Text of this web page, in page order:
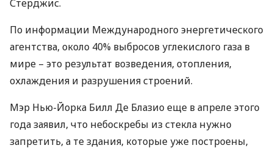
Стерджис.
По информации Международного энергетического
агентства, около 40% выбросов углекислого газа в
мире – это результат возведения, отопления,
охлаждения и разрушения строений.
Мэр Нью-Йорка Билл Де Блазио еще в апреле этого
года заявил, что небоскребы из стекла нужно
запретить, а те здания, которые уже построены,